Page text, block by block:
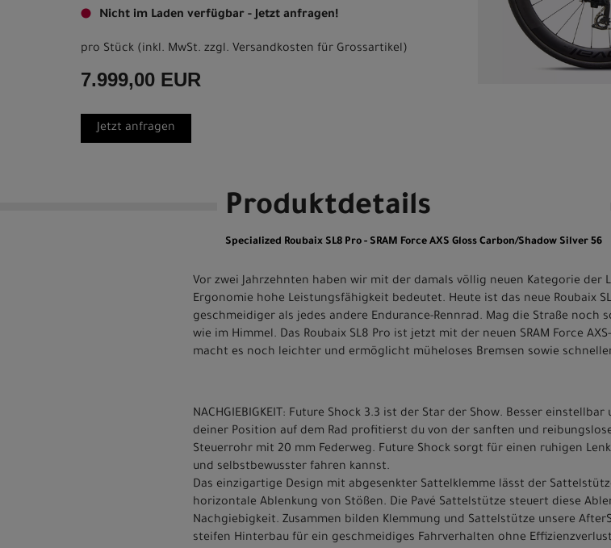
Nicht im Laden verfügbar - Jetzt anfragen!
pro Stück (inkl. MwSt. zzgl. Versandkosten für Grossartikel)
7.999,00 EUR
Jetzt anfragen
Produktdetails
Specialized Roubaix SL8 Pro - SRAM Force AXS Gloss Carbon/Shadow Silver 56
Vor zwei Jahrzehnten haben wir mit der damals völlig neuen Kategorie der
Ergonomie hohe Leistungsfähigkeit bedeutet. Heute ist das neue Roubaix
geschmeidiger als jedes andere Endurance-Rennrad. Mag die Straße noch
wie im Himmel. Das Roubaix SL8 Pro ist jetzt mit der neuen SRAM Force
macht es noch leichter und ermöglicht müheloses Bremsen sowie
NACHGIEBIGKEIT: Future Shock 3.3 ist der Star der Show. Besser
deiner Position auf dem Rad profitierst du von der sanften und
Steuerrohr mit 20 mm Federweg. Future Shock sorgt für einen ruhigen
und selbstbewusster fahren kannst.
Das einzigartige Design mit abgesenkter Sattelklemme lässt der
horizontale Ablenkung von Stößen. Die Pavé Sattelstütze steuert diese
Nachgiebigkeit. Zusammen bilden Klemmung und Sattelstütze unsere
steifen Hinterbau für ein geschmeidiges Fahrverhalten ohne